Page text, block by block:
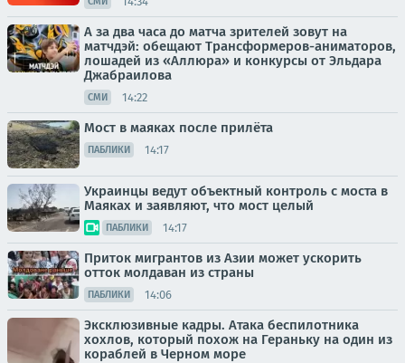
А за два часа до матча зрителей зовут на
матчдэй: обещают Трансформеров-аниматоров,
лошадей из «Аллюра» и конкурсы от Эльдара
Джабраилова
СМИ 14:22
Мост в маяках после прилёта
ПАБЛИКИ 14:17
Украинцы ведут объектный контроль с моста в
Маяках и заявляют, что мост целый
ПАБЛИКИ 14:17
Приток мигрантов из Азии может ускорить
отток молдаван из страны
ПАБЛИКИ 14:06
Эксклюзивные кадры. Атака беспилотника
хохлов, который похож на Гераньку на один из
кораблей в Черном море